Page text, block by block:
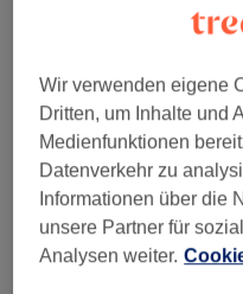
Wir verwenden eigene
Dritten, um Inhalte und
Medienfunktionen
Datenverkehr zu
Informationen über die
unsere Partner für
Analysen weiter.